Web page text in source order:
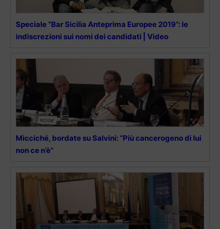
Speciale “Bar Sicilia Anteprima Europee 2019”: le
indiscrezioni sui nomi dei candidati | Video
Micciché, bordate su Salvini: “Più cancerogeno di lui
non ce n’è”